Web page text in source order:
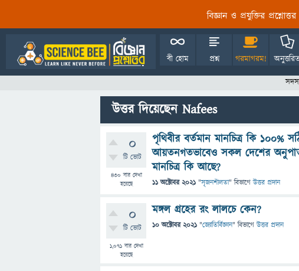
বিজ্ঞান ও প্রযুক্তির
বী হোম প্রশ্ন গরমাগরম!
উত্তর দিয়েছেন Nafees
0
টি ভোট
430 বার দেখা
হয়েছে
পৃথিবীর বর্তমান মানচিত্র কি
আয়তনগতভাবেও সকল দেশের
মানচিত্র কি আছে?
11 অক্টোবর 2021 "সৃজনশীলতা" বিভাগে উত্তর প্রদান
0
টি ভোট
1,071বার দেখা
হয়েছে
মঙ্গল গ্রহের রং লালচে কেন?
10 অক্টোবর 2021 "জ্যোতির্বিজ্ঞান" বিভাগে উত্তর প্রদান